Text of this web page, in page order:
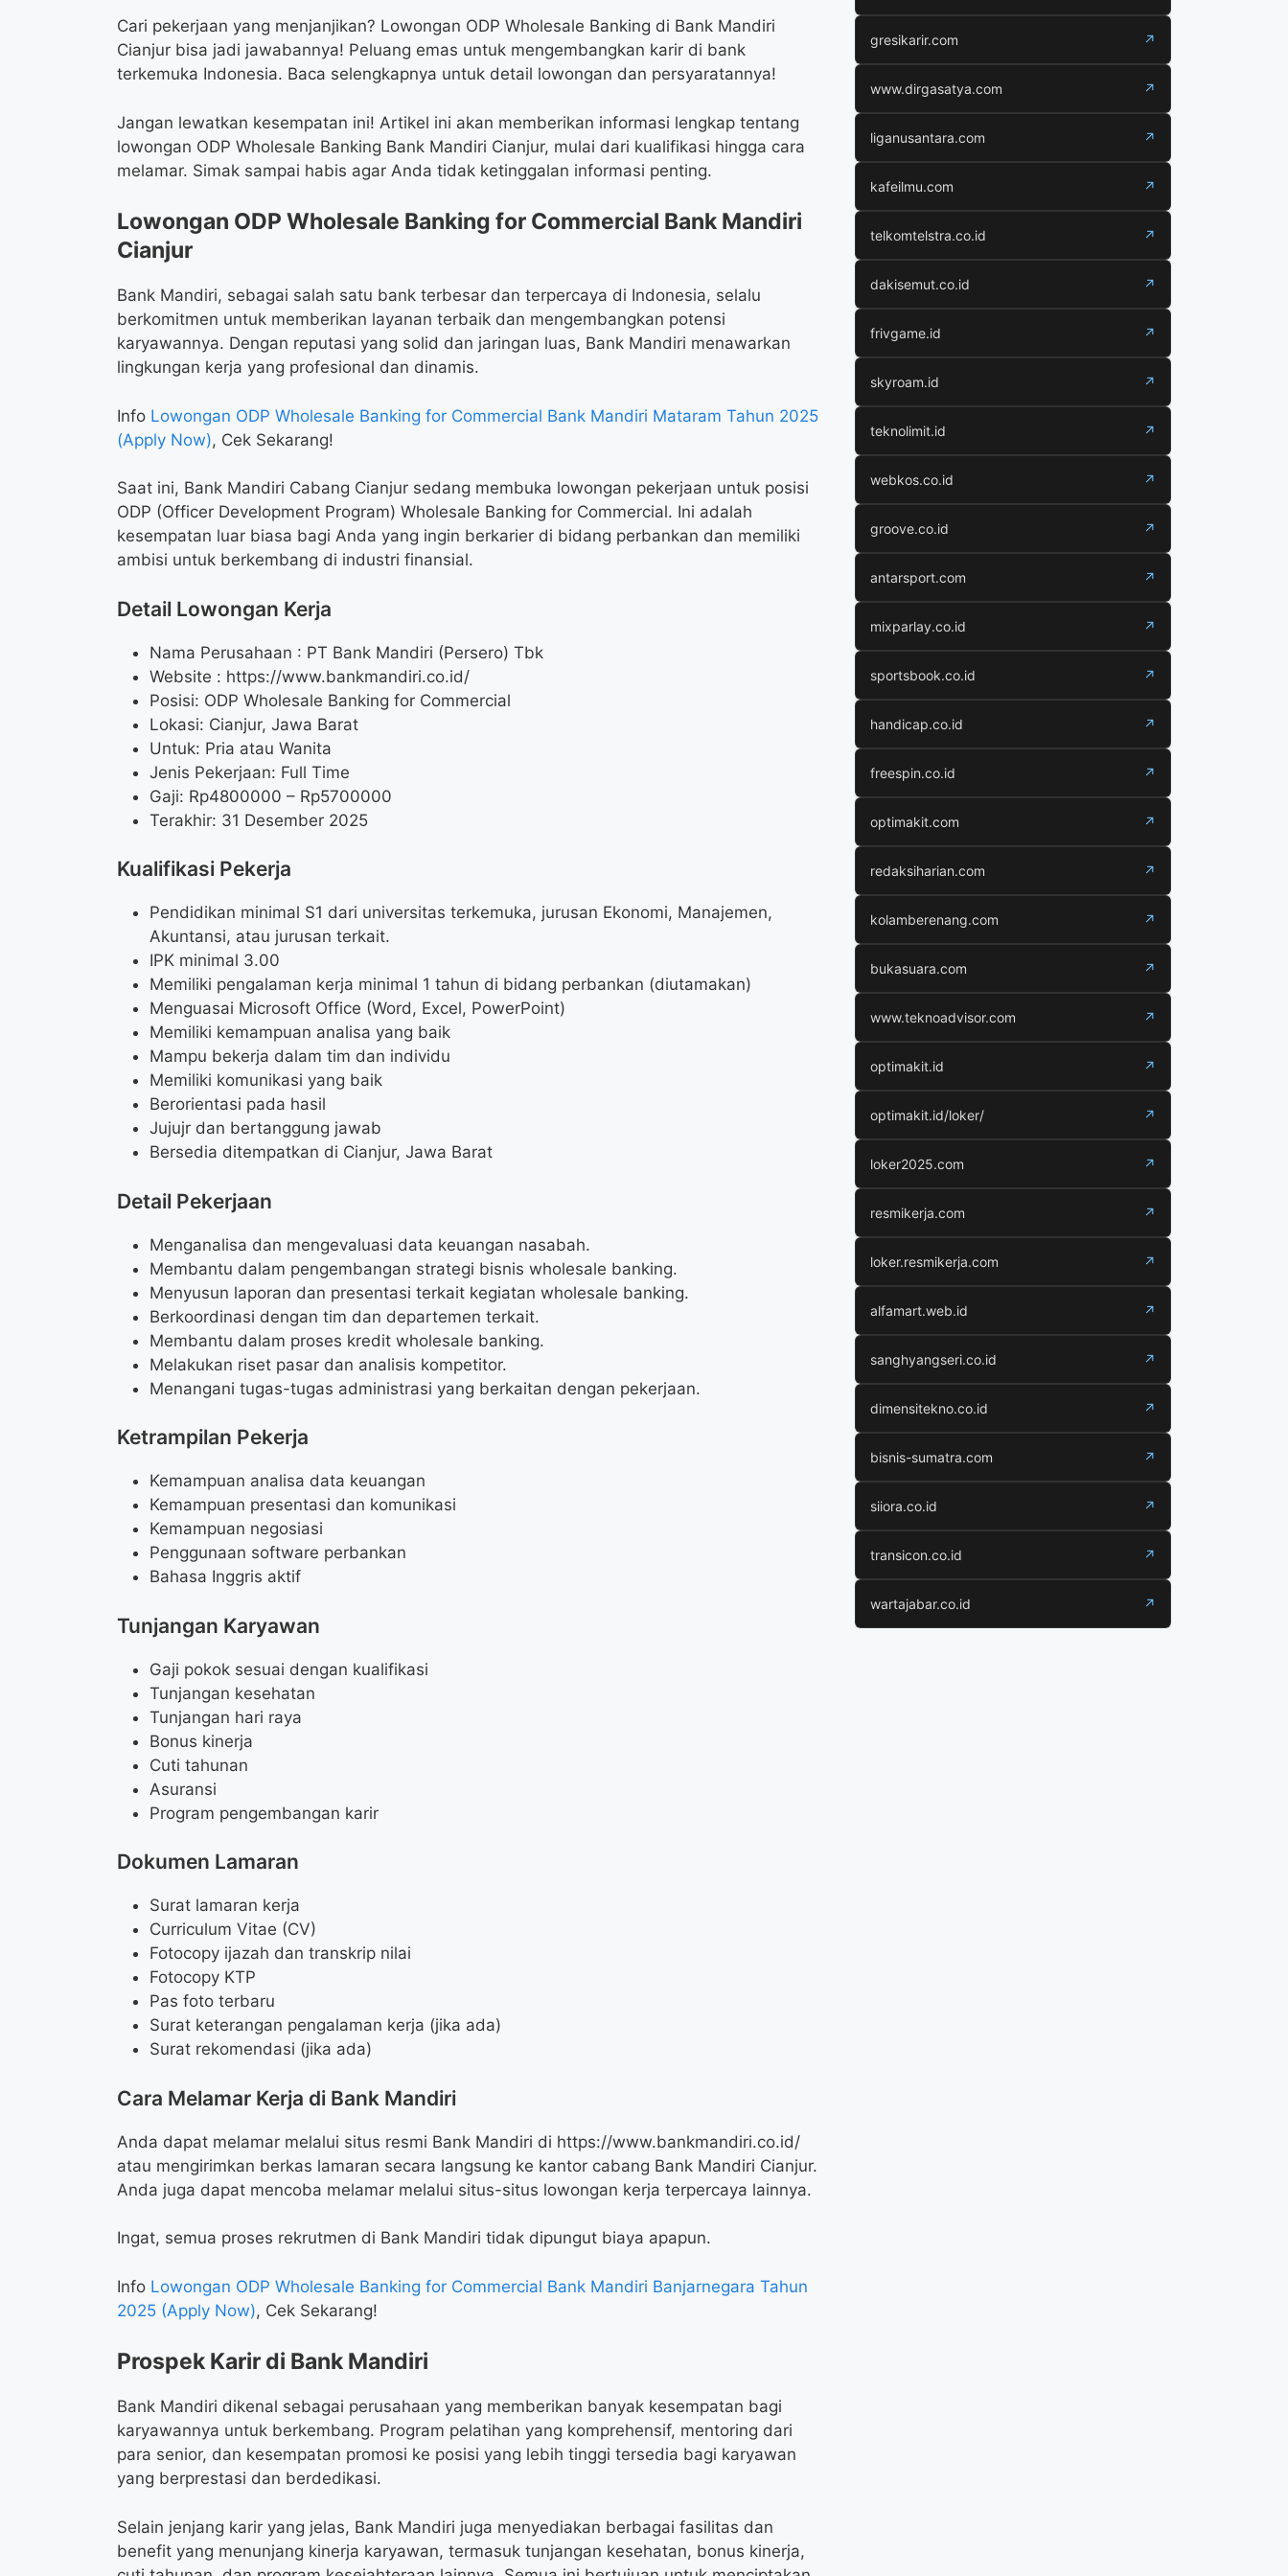
Cari pekerjaan yang menjanjikan? Lowongan ODP Wholesale Banking di Bank Mandiri
Cianjur bisa jadi jawabannya! Peluang emas untuk mengembangkan karir di bank
terkemuka Indonesia. Baca selengkapnya untuk detail lowongan dan persyaratannya!
Jangan lewatkan kesempatan ini! Artikel ini akan memberikan informasi lengkap tentang
lowongan ODP Wholesale Banking Bank Mandiri Cianjur, mulai dari kualifikasi hingga cara
melamar. Simak sampai habis agar Anda tidak ketinggalan informasi penting.
Lowongan ODP Wholesale Banking for Commercial Bank Mandiri
Cianjur
Bank Mandiri, sebagai salah satu bank terbesar dan terpercaya di Indonesia, selalu
berkomitmen untuk memberikan layanan terbaik dan mengembangkan potensi
karyawannya. Dengan reputasi yang solid dan jaringan luas, Bank Mandiri menawarkan
lingkungan kerja yang profesional dan dinamis.
Info Lowongan ODP Wholesale Banking for Commercial Bank Mandiri Mataram Tahun 2025
(Apply Now), Cek Sekarang!
Saat ini, Bank Mandiri Cabang Cianjur sedang membuka lowongan pekerjaan untuk posisi
ODP (Officer Development Program) Wholesale Banking for Commercial. Ini adalah
kesempatan luar biasa bagi Anda yang ingin berkarier di bidang perbankan dan memiliki
ambisi untuk berkembang di industri finansial.
Detail Lowongan Kerja
Nama Perusahaan : PT Bank Mandiri (Persero) Tbk
Website : https://www.bankmandiri.co.id/
Posisi: ODP Wholesale Banking for Commercial
Lokasi: Cianjur, Jawa Barat
Untuk: Pria atau Wanita
Jenis Pekerjaan: Full Time
Gaji: Rp4800000 – Rp5700000
Terakhir: 31 Desember 2025
Kualifikasi Pekerja
Pendidikan minimal S1 dari universitas terkemuka, jurusan Ekonomi, Manajemen,
Akuntansi, atau jurusan terkait.
IPK minimal 3.00
Memiliki pengalaman kerja minimal 1 tahun di bidang perbankan (diutamakan)
Menguasai Microsoft Office (Word, Excel, PowerPoint)
Memiliki kemampuan analisa yang baik
Mampu bekerja dalam tim dan individu
Memiliki komunikasi yang baik
Berorientasi pada hasil
Jujujr dan bertanggung jawab
Bersedia ditempatkan di Cianjur, Jawa Barat
Detail Pekerjaan
Menganalisa dan mengevaluasi data keuangan nasabah.
Membantu dalam pengembangan strategi bisnis wholesale banking.
Menyusun laporan dan presentasi terkait kegiatan wholesale banking.
Berkoordinasi dengan tim dan departemen terkait.
Membantu dalam proses kredit wholesale banking.
Melakukan riset pasar dan analisis kompetitor.
Menangani tugas-tugas administrasi yang berkaitan dengan pekerjaan.
Ketrampilan Pekerja
Kemampuan analisa data keuangan
Kemampuan presentasi dan komunikasi
Kemampuan negosiasi
Penggunaan software perbankan
Bahasa Inggris aktif
Tunjangan Karyawan
Gaji pokok sesuai dengan kualifikasi
Tunjangan kesehatan
Tunjangan hari raya
Bonus kinerja
Cuti tahunan
Asuransi
Program pengembangan karir
Dokumen Lamaran
Surat lamaran kerja
Curriculum Vitae (CV)
Fotocopy ijazah dan transkrip nilai
Fotocopy KTP
Pas foto terbaru
Surat keterangan pengalaman kerja (jika ada)
Surat rekomendasi (jika ada)
Cara Melamar Kerja di Bank Mandiri
Anda dapat melamar melalui situs resmi Bank Mandiri di https://www.bankmandiri.co.id/
atau mengirimkan berkas lamaran secara langsung ke kantor cabang Bank Mandiri Cianjur.
Anda juga dapat mencoba melamar melalui situs-situs lowongan kerja terpercaya lainnya.
Ingat, semua proses rekrutmen di Bank Mandiri tidak dipungut biaya apapun.
Info Lowongan ODP Wholesale Banking for Commercial Bank Mandiri Banjarnegara Tahun
2025 (Apply Now), Cek Sekarang!
Prospek Karir di Bank Mandiri
Bank Mandiri dikenal sebagai perusahaan yang memberikan banyak kesempatan bagi
karyawannya untuk berkembang. Program pelatihan yang komprehensif, mentoring dari
para senior, dan kesempatan promosi ke posisi yang lebih tinggi tersedia bagi karyawan
yang berprestasi dan berdedikasi.
Selain jenjang karir yang jelas, Bank Mandiri juga menyediakan berbagai fasilitas dan
benefit yang menunjang kinerja karyawan, termasuk tunjangan kesehatan, bonus kinerja,
gresikarir.com ↗
www.dirgasatya.com ↗
liganusantara.com ↗
kafeilmu.com ↗
telkomtelstra.co.id ↗
dakisemut.co.id ↗
frivgame.id ↗
skyroam.id ↗
teknolimit.id ↗
webkos.co.id ↗
groove.co.id ↗
antarsport.com ↗
mixparlay.co.id ↗
sportsbook.co.id ↗
handicap.co.id ↗
freespin.co.id ↗
optimakit.com ↗
redaksiharian.com ↗
kolamberenang.com ↗
bukasuara.com ↗
www.teknoadvisor.com ↗
optimakit.id ↗
optimakit.id/loker/ ↗
loker2025.com ↗
resmikerja.com ↗
loker.resmikerja.com ↗
alfamart.web.id ↗
sanghyangseri.co.id ↗
dimensitekno.co.id ↗
bisnis-sumatra.com ↗
siiora.co.id ↗
transicon.co.id ↗
wartajabar.co.id ↗